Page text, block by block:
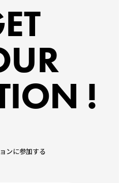
!
ンに参加する